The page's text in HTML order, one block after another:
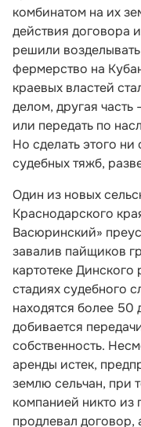
комбинатом на их
действия договора
решили
фермерство на
краевых властей
делом, другая
или передать по
Но сделать этого
судебных тяжб,
Один из новых
Краснодарского
Васюринский»
завалив пайщиков
картотеке
стадиях судебного
находятся более 50
добивается
собственность.
аренды истек,
землю сельчан, при
компанией никто из
продлевал договор,